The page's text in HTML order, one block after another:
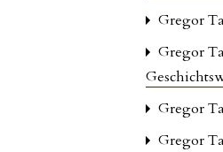
Gregor
Gregor
Gregor
Gregor